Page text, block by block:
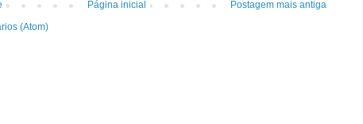
Postagem mais antiga
Página inicial
(Atom)